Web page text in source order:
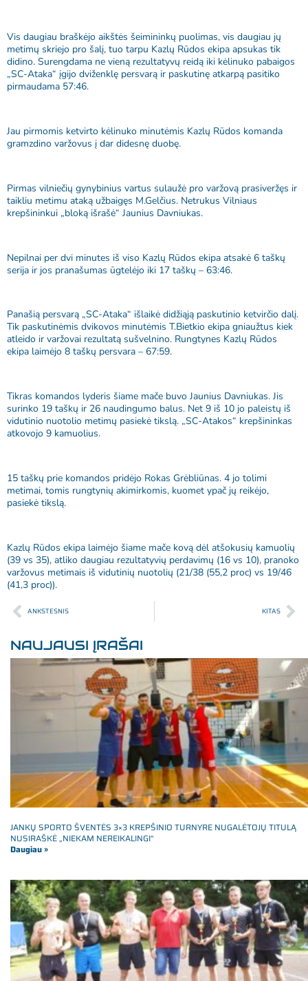
Vis daugiau braškėjo aikštės šeimininkų puolimas, vis daugiau jų
metimų skriejo pro šalį, tuo tarpu Kazlų Rūdos ekipa apsukas tik
didino. Surengdama ne vieną rezultatyvų reidą iki kėlinuko pabaigos
„SC-Ataka“ įgijo dviženklę persvarą ir paskutinę atkarpą pasitiko
pirmaudama 57:46.
Jau pirmomis ketvirto kėlinuko minutėmis Kazlų Rūdos komanda
gramzdino varžovus į dar didesnę duobę.
Pirmas vilniečių gynybinius vartus sulaužė pro varžovą prasiveržęs ir
taikliu metimu ataką užbaigęs M.Gelčius. Netrukus Vilniaus
krepšininkui „bloką išrašė“ Jaunius Davniukas.
Nepilnai per dvi minutes iš viso Kazlų Rūdos ekipa atsakė 6 taškų
serija ir jos pranašumas ūgtelėjo iki 17 taškų – 63:46.
Panašią persvarą „SC-Ataka“ išlaikė didžiąją paskutinio ketvirčio dalį.
Tik paskutinėmis dvikovos minutėmis T.Bietkio ekipa gniaužtus kiek
atleido ir varžovai rezultatą sušvelnino. Rungtynes Kazlų Rūdos
ekipa laimėjo 8 taškų persvara – 67:59.
Tikras komandos lyderis šiame mače buvo Jaunius Davniukas. Jis
surinko 19 taškų ir 26 naudingumo balus. Net 9 iš 10 jo paleistų iš
vidutinio nuotolio metimų pasiekė tikslą. „SC-Atakos“ krepšininkas
atkovojo 9 kamuolius.
15 taškų prie komandos pridėjo Rokas Grėbliūnas. 4 jo tolimi
metimai, tomis rungtynių akimirkomis, kuomet ypač jų reikėjo,
pasiekė tikslą.
Kazlų Rūdos ekipa laimėjo šiame mače kovą dėl atšokusių kamuolių
(39 vs 35), atliko daugiau rezultatyvių perdavimų (16 vs 10), pranoko
varžovus metimais iš vidutinių nuotolių (21/38 (55,2 proc) vs 19/46
(41,3 proc)).
ANKSTESNIS KITAS
NAUJAUSI ĮRAŠAI
JANKŲ SPORTO ŠVENTĖS 3×3 KREPŠINIO TURNYRE NUGALĖTOJŲ TITULĄ
NUSIRAŠKĖ „NIEKAM NEREIKALINGI“
Daugiau »